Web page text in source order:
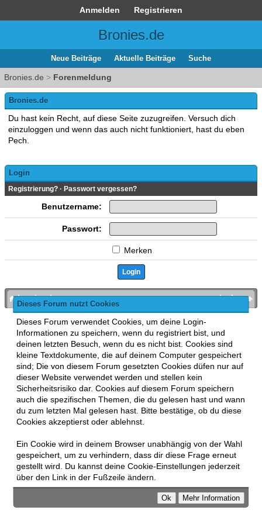
Anmelden Registrieren
Bronies.de
Neue Beiträge Aktuelle Beiträge Suche
Bronies.de > Forenmeldung
Dieses Forum nutzt Cookies
Dieses Forum verwendet Cookies, um deine Login-
Informationen zu speichern, wenn du registriert bist, und
deinen letzten Besuch, wenn du es nicht bist. Cookies sind
kleine Textdokumente, die auf deinem Computer gespeichert
sind; Die von diesem Forum gesetzten Cookies düfen nur auf
dieser Website verwendet werden und stellen kein
Sicherheitsrisiko dar. Cookies auf diesem Forum speichern
auch die spezifischen Themen, die du gelesen hast und wann
du zum letzten Mal gelesen hast. Bitte bestätige, ob du diese
Cookies akzeptierst oder ablehnst.
Ein Cookie wird in deinem Browser unabhängig von der Wahl
gespeichert, um zu verhindern, dass dir diese Frage erneut
gestellt wird. Du kannst deine Cookie-Einstellungen jederzeit
über den Link in der Fußzeile ändern.
Bronies.de
Du hast kein Recht, auf diese Seite zuzugreifen. Versuch dich
einzuloggen und wenn das auch nicht funktioniert, hast du eben
Pech.
Login
Registrierung? · Passwort vergessen?
Benutzername:
Passwort:
Merken
nach oben
bronies.de
MyBB , mobile Fassung: MyBB GoMobile
Zur Desktop-Version wechseln
This forum usesLukasz TkaczMyBB addons.